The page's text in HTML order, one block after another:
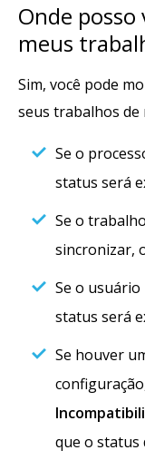
Onde
meus
Sim, você pode
seus trabalhos de
Se o
status será
Se o
sincronizar,
Se o
status será
Se houver
que o status